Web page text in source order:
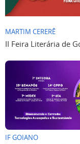
MARTIM CERERÊ
II Feira Literária de
IF GOIANO